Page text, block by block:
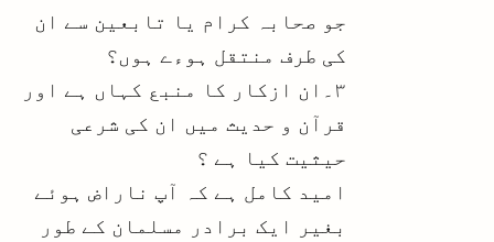
جو صحابہ کرام یا تابعین سے ان
کی طرف منتقل ہوءے ہوں؟
۳۔ان ازکار کا منبع کہاں ہے اور
قرآن و حدیث میں ان کی شرعی
حیثیت کیا ہے ؟
امید کامل ہے کہ آپ ناراض ہوئے
بغیر ایک برادر مسلمان کے طور